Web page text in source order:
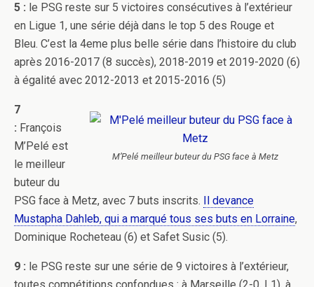
5 : le PSG reste sur 5 victoires consécutives à l’extérieur
en Ligue 1, une série déjà dans le top 5 des Rouge et
Bleu. C’est la 4eme plus belle série dans l’histoire du club
après 2016-2017 (8 succès), 2018-2019 et 2019-2020 (6)
à égalité avec 2012-2013 et 2015-2016 (5)
M’Pelé meilleur buteur du PSG face à Metz
7
: François
M’Pelé est
le meilleur
buteur du
PSG face à Metz, avec 7 buts inscrits.
Il devance
Mustapha Dahleb, qui a marqué tous ses buts en Lorraine,
Dominique Rocheteau (6) et Safet Susic (5).
9 : le PSG reste sur une série de 9 victoires à l’extérieur,